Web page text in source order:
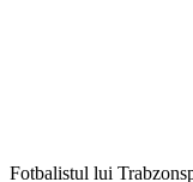
Fotbalistul lui